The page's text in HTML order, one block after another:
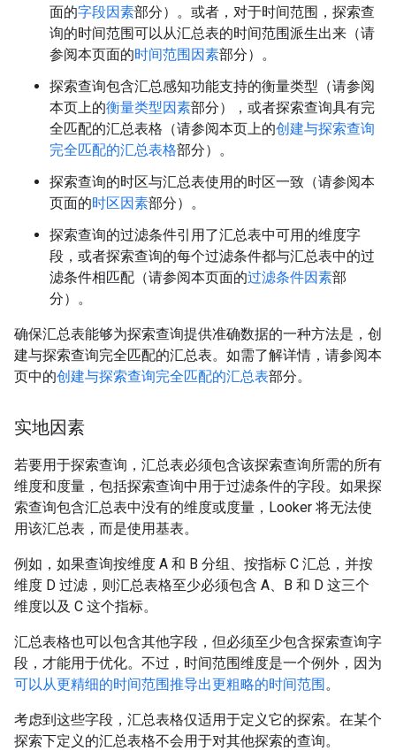
面的字段因素部分）。或者，对于时间范围，探索查
询的时间范围可以从汇总表的时间范围派生出来（请
参阅本页面的时间范围因素部分）。
探索查询包含汇总感知功能支持的衡量类型（请参阅
本页上的衡量类型因素部分），或者探索查询具有完
全匹配的汇总表格（请参阅本页上的创建与探索查询
完全匹配的汇总表格部分）。
探索查询的时区与汇总表使用的时区一致（请参阅本
页面的时区因素部分）。
探索查询的过滤条件引用了汇总表中可用的维度字
段，或者探索查询的每个过滤条件都与汇总表中的过
滤条件相匹配（请参阅本页面的过滤条件因素部
分）。
确保汇总表能够为探索查询提供准确数据的一种方法是，创
建与探索查询完全匹配的汇总表。如需了解详情，请参阅本
页中的创建与探索查询完全匹配的汇总表部分。
实地因素
若要用于探索查询，汇总表必须包含该探索查询所需的所有
维度和度量，包括探索查询中用于过滤条件的字段。如果探
索查询包含汇总表中没有的维度或度量，Looker 将无法使
用该汇总表，而是使用基表。
例如，如果查询按维度 A 和 B 分组、按指标 C 汇总，并按
维度 D 过滤，则汇总表格至少必须包含 A、B 和 D 这三个
维度以及 C 这个指标。
汇总表格也可以包含其他字段，但必须至少包含探索查询字
段，才能用于优化。不过，时间范围维度是一个例外，因为
可以从更精细的时间范围推导出更粗略的时间范围 。
考虑到这些字段，汇总表格仅适用于定义它的探索。在某个
探索下定义的汇总表格不会用于对其他探索的查询。